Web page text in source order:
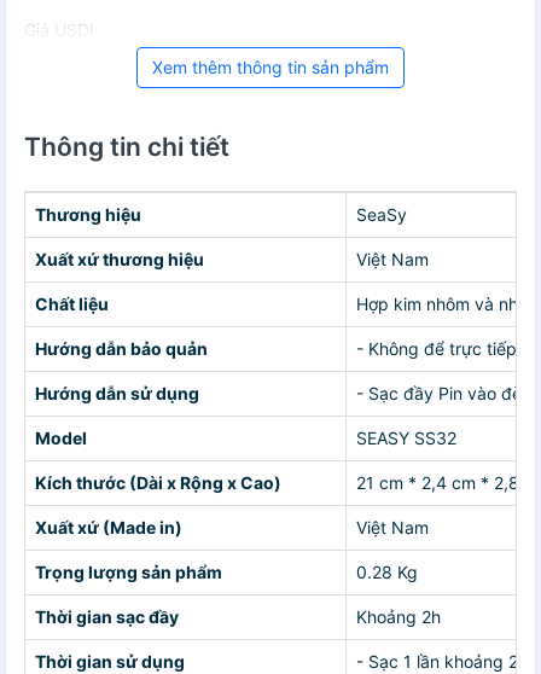
Giá USDI
Xem thêm thông tin sản phẩm
Thông tin chi tiết
Thương hiệu SeaSy
Xuất xứ thương hiệu Việt Nam
Chất liệu Hợp kim nhôm và
Hướng dẫn bảo quản - Không để trực tiếp
Hướng dẫn sử dụng - Sạc đầy Pin vào
Model SEASY SS32
Kích thước (Dài x Rộng x Cao) 21 cm * 2,4 cm * 2,8
Xuất xứ (Made in) Việt Nam
Trọng lượng sản phẩm 0.28 Kg
Thời gian sạc đầy Khoảng 2h
Thời gian sử dụng - Sạc 1 lần khoảng